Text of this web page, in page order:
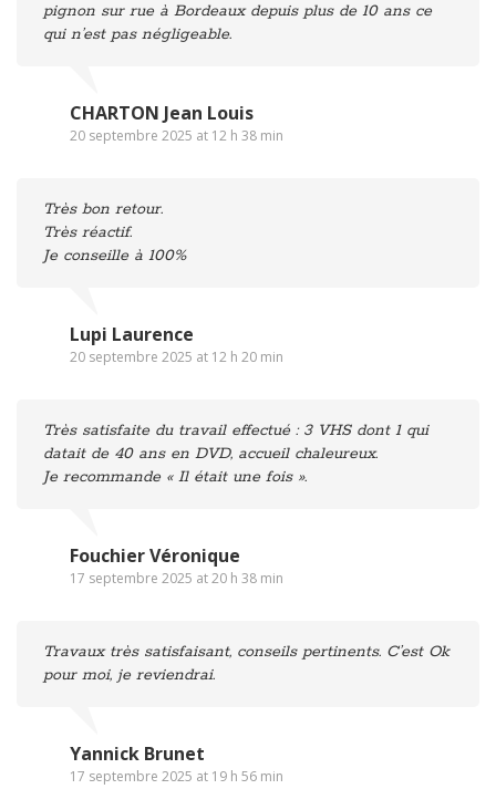
pignon sur rue à Bordeaux depuis plus de 10 ans ce
qui n’est pas négligeable.
CHARTON Jean Louis
20 septembre 2025 at 12 h 38 min
Très bon retour.
Très réactif.
Je conseille à 100%
Lupi Laurence
20 septembre 2025 at 12 h 20 min
Très satisfaite du travail effectué : 3 VHS dont 1 qui
datait de 40 ans en DVD, accueil chaleureux.
Je recommande « Il était une fois ».
Fouchier Véronique
17 septembre 2025 at 20 h 38 min
Travaux très satisfaisant, conseils pertinents. C’est Ok
pour moi, je reviendrai.
Yannick Brunet
17 septembre 2025 at 19 h 56 min